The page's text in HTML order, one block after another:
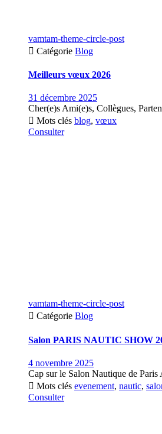
vamtam-theme-circle-post
 Catégorie Blog
Meilleurs vœux 2026
31 décembre 2025
Cher(e)s Ami(e)s, Collègues,
 Mots clés blog, vœux
Consulter
vamtam-theme-circle-post
 Catégorie Blog
Salon PARIS NAUTIC SHOW
4 novembre 2025
Cap sur le Salon Nautique de Paris
 Mots clés evenement, nautic,
Consulter